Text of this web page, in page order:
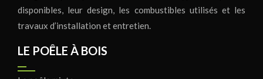
disponibles, leur design, les combustibles utilisés et les
travaux d’installation et entretien.
LE POÊLE À BOIS